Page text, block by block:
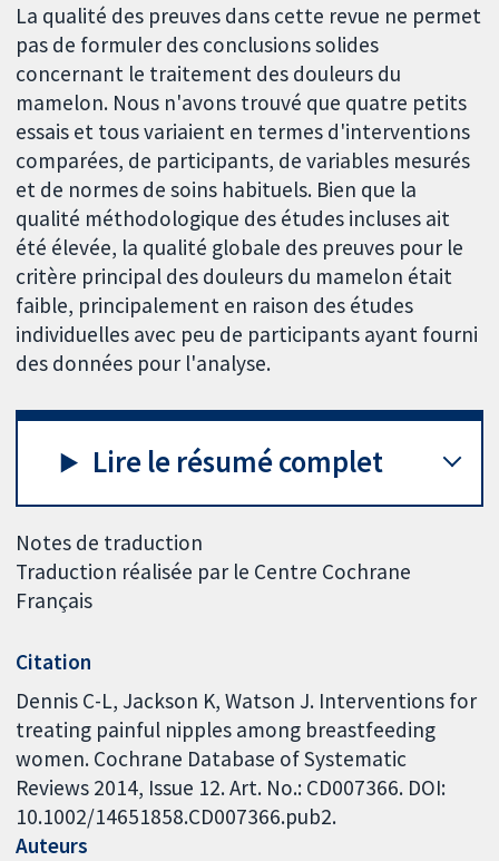
La qualité des preuves dans cette revue ne permet
pas de formuler des conclusions solides
concernant le traitement des douleurs du
mamelon. Nous n'avons trouvé que quatre petits
essais et tous variaient en termes d'interventions
comparées, de participants, de variables mesurés
et de normes de soins habituels. Bien que la
qualité méthodologique des études incluses ait
été élevée, la qualité globale des preuves pour le
critère principal des douleurs du mamelon était
faible, principalement en raison des études
individuelles avec peu de participants ayant fourni
des données pour l'analyse.
Lire le résumé complet
Notes de traduction
Traduction réalisée par le Centre Cochrane
Français
Citation
Dennis C-L, Jackson K, Watson J. Interventions for
treating painful nipples among breastfeeding
women. Cochrane Database of Systematic
Reviews 2014, Issue 12. Art. No.: CD007366. DOI:
10.1002/14651858.CD007366.pub2.
Auteurs